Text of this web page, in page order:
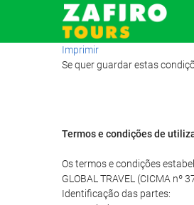
Imprimir
Se quer guardar estas
Termos e condições de
Os termos e condições
GLOBAL TRAVEL (CICMA nº
Identificação das partes: